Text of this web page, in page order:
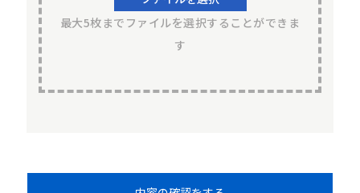
最大5枚までファイルを選択することができま
す